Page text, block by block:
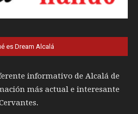
es Dream Alcalá
informativo de Alcalá de
más actual e interesante